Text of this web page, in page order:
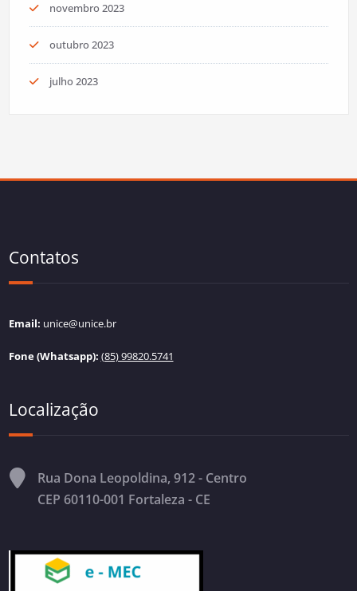
novembro 2023
outubro 2023
julho 2023
Contatos
Email: unice@unice.br
Fone (Whatsapp): (85) 99820.5741
Localização
Rua Dona Leopoldina, 912 - Centro
CEP 60110-001 Fortaleza - CE